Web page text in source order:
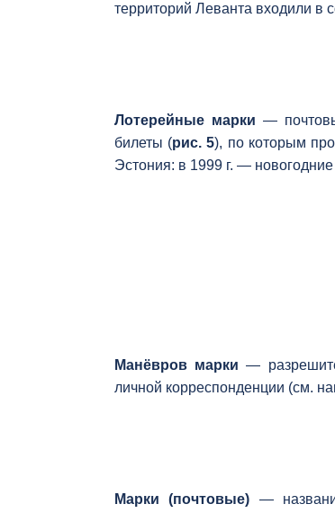
территорий Леванта входили в
Лотерейные марки —
билеты (рис. 5), по которым
Эстония: в 1999 г. —
Манёвров марки —
личной корреспонденции (см.
Марки (почтовые) —